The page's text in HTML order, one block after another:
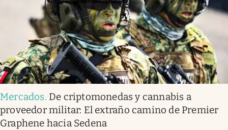
Mercados. De criptomonedas y cannabis a
proveedor militar: El extraño camino de Premier
Graphene hacia Sedena